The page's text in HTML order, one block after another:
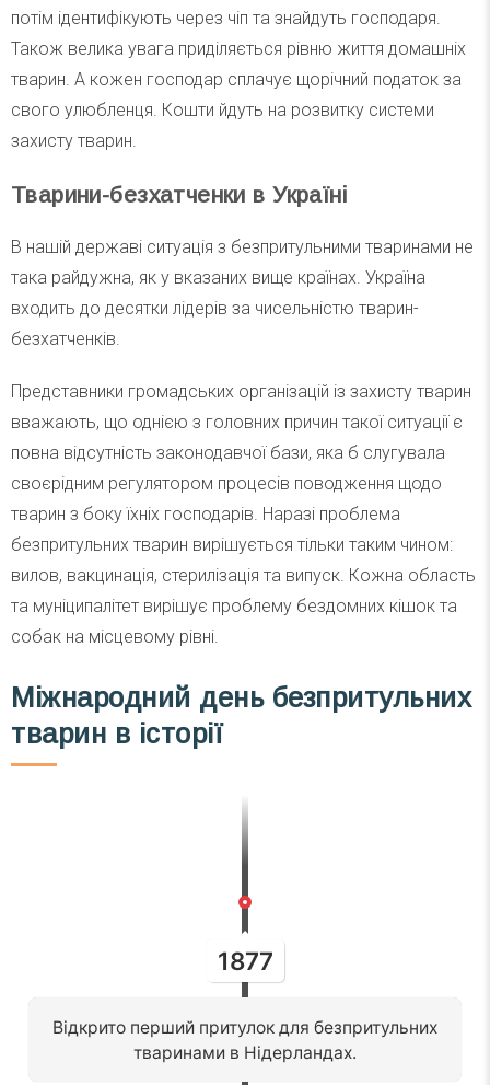
потім ідентифікують через чіп та знайдуть господаря.
Також велика увага приділяється рівню життя домашніх
тварин. А кожен господар сплачує щорічний податок за
свого улюбленця. Кошти йдуть на розвитку системи
захисту тварин.
Тварини-безхатченки в Україні
В нашій державі ситуація з безпритульними тваринами не
така райдужна, як у вказаних вище країнах. Україна
входить до десятки лідерів за чисельністю тварин-
безхатченків.
Представники громадських організацій із захисту тварин
вважають, що однією з головних причин такої ситуації є
повна відсутність законодавчої бази, яка б слугувала
своєрідним регулятором процесів поводження щодо
тварин з боку їхніх господарів. Наразі проблема
безпритульних тварин вирішується тільки таким чином:
вилов, вакцинація, стерилізація та випуск. Кожна область
та муніципалітет вирішує проблему бездомних кішок та
собак на місцевому рівні.
Міжнародний день безпритульних
тварин в історії
1877
Відкрито перший притулок для безпритульних
тваринами в Нідерландах.